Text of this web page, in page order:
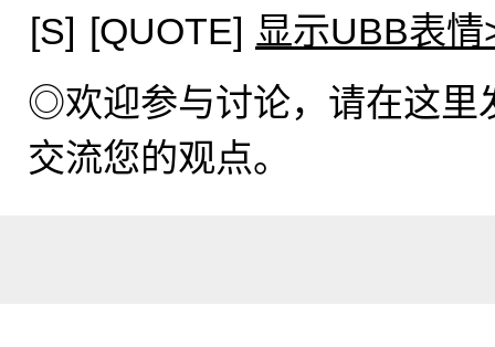
[S] [QUOTE] 显示UBB表情
◎欢迎参与讨论，请在这里
交流您的观点。